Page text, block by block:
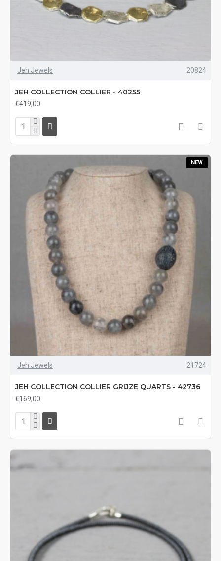
Jeh Jewels 20824
JEH COLLECTION COLLIER - 40255
€419,00
NEW
Jeh Jewels 21724
JEH COLLECTION COLLIER GRIJZE QUARTS - 42736
€169,00